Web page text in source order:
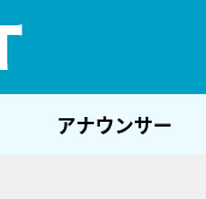
アナウンサー